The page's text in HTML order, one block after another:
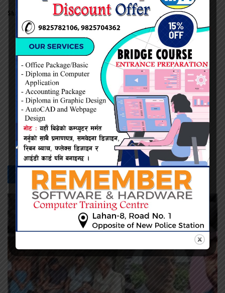
Share this:
Twitter Facebook
प्रदिप सिंह
सम्बन्धित -समाचार